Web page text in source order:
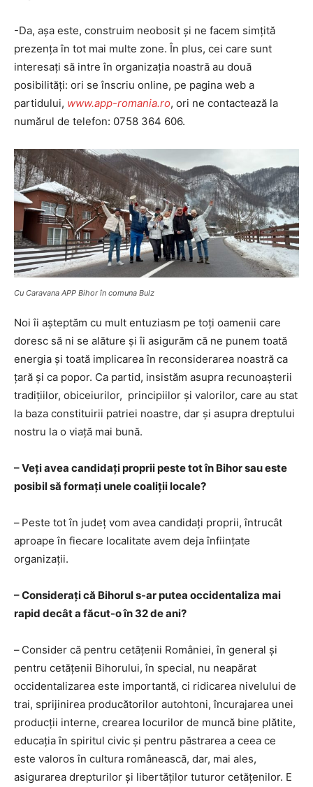
-Da, aşa este, construim neobosit și ne facem simțită
prezența în tot mai multe zone. În plus, cei care sunt
interesați să intre în organizația noastră au două
posibilităţi: ori se înscriu online, pe pagina web a
partidului, www.app-romania.ro, ori ne contactează la
numărul de telefon: 0758 364 606.
Cu Caravana APP Bihor în comuna Bulz
Noi îi aşteptăm cu mult entuziasm pe toţi oamenii care
doresc să ni se alăture și îi asigurăm că ne punem toată
energia și toată implicarea în reconsiderarea noastră ca
țară și ca popor. Ca partid, insistăm asupra recunoașterii
tradițiilor, obiceiurilor, principiilor și valorilor, care au stat
la baza constituirii patriei noastre, dar și asupra dreptului
nostru la o viață mai bună.
– Veți avea candidați proprii peste tot în Bihor sau este
posibil să formați unele coaliții locale?
– Peste tot în judeţ vom avea candidaţi proprii, întrucât
aproape în fiecare localitate avem deja înfiinţate
organizaţii.
– Considerați că Bihorul s-ar putea occidentaliza mai
rapid decât a făcut-o în 32 de ani?
– Consider că pentru cetăţenii României, în general şi
pentru cetăţenii Bihorului, în special, nu neapărat
occidentalizarea este importantă, ci ridicarea nivelului de
trai, sprijinirea producătorilor autohtoni, încurajarea unei
producții interne, crearea locurilor de muncă bine plătite,
educația în spiritul civic și pentru păstrarea a ceea ce
este valoros în cultura românească, dar, mai ales,
asigurarea drepturilor și libertăților tuturor cetățenilor. E